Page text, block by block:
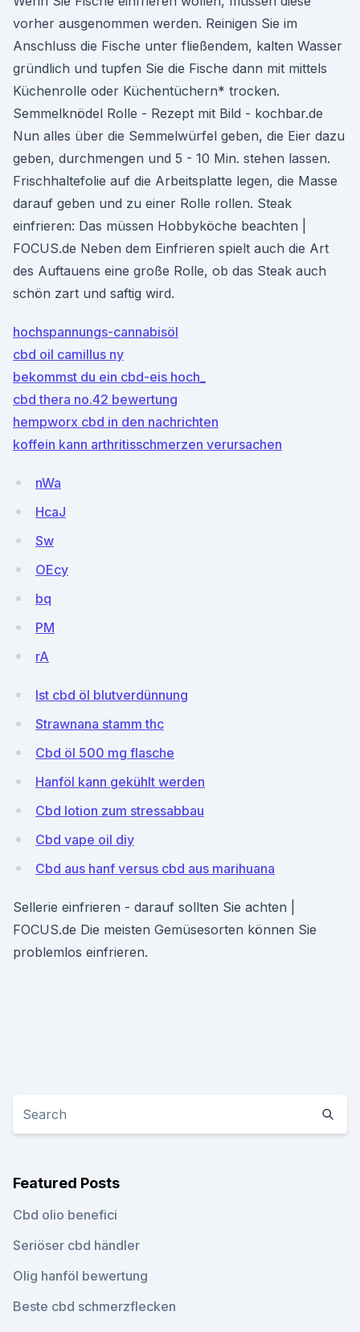
vorher ausgenommen werden. Reinigen Sie im
Anschluss die Fische unter fließendem, kalten Wasser
gründlich und tupfen Sie die Fische dann mit mittels
Küchenrolle oder Küchentüchern* trocken.
Semmelknödel Rolle - Rezept mit Bild - kochbar.de
Nun alles über die Semmelwürfel geben, die Eier dazu
geben, durchmengen und 5 - 10 Min. stehen lassen.
Frischhaltefolie auf die Arbeitsplatte legen, die Masse
darauf geben und zu einer Rolle rollen. Steak
einfrieren: Das müssen Hobbyköche beachten |
FOCUS.de Neben dem Einfrieren spielt auch die Art
des Auftauens eine große Rolle, ob das Steak auch
schön zart und saftig wird.
hochspannungs-cannabisöl
cbd oil camillus ny
bekommst du ein cbd-eis hoch_
cbd thera no.42 bewertung
hempworx cbd in den nachrichten
koffein kann arthritisschmerzen verursachen
nWa
HcaJ
Sw
OEcy
bq
PM
rA
Ist cbd öl blutverdünnung
Strawnana stamm thc
Cbd öl 500 mg flasche
Hanföl kann gekühlt werden
Cbd lotion zum stressabbau
Cbd vape oil diy
Cbd aus hanf versus cbd aus marihuana
Sellerie einfrieren - darauf sollten Sie achten |
FOCUS.de Die meisten Gemüsesorten können Sie
problemlos einfrieren.
Featured Posts
Cbd olio benefici
Seriöser cbd händler
Olig hanföl bewertung
Beste cbd schmerzflecken